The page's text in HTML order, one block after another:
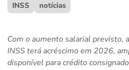
INSS notícias
Com o aumento salarial previsto,
INSS terá acréscimo em 2026,
disponível para crédito